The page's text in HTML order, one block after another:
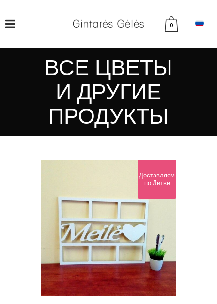
0
ВСЕ ЦВЕТЫ
И ДРУГИЕ
ПРОДУКТЫ
Доставляем
по Литве